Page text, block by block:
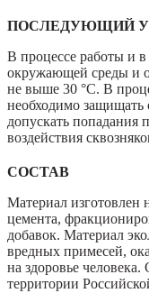
ПОСЛЕДУЮЩИЙ
В процессе работы и
окружающей среды и
не выше 30 °С. В
необходимо защищать
допускать
воздействия
СОСТАВ
Материал изготовлен
цемента,
добавок. Материал
вредных примесей,
на здоровье
территории